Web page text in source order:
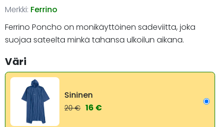
Merkki: Ferrino
Ferrino Poncho on monikäyttöinen sadeviitta, joka
suojaa sateelta minkä tahansa ulkoilun aikana.
Väri
Sininen
20 € 16 €